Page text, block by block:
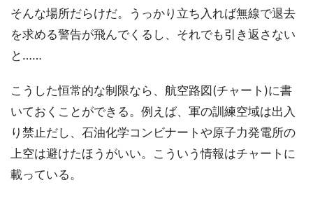
そんな場所だらけだ。うっかり立ち入れば無線で退去
を求める警告が飛んでくるし、それでも引き返さない
と……
こうした恒常的な制限なら、航空路図(チャート)に書
いておくことができる。例えば、軍の訓練空域は出入
り禁止だし、石油化学コンビナートや原子力発電所の
上空は避けたほうがいい。こういう情報はチャートに
載っている。